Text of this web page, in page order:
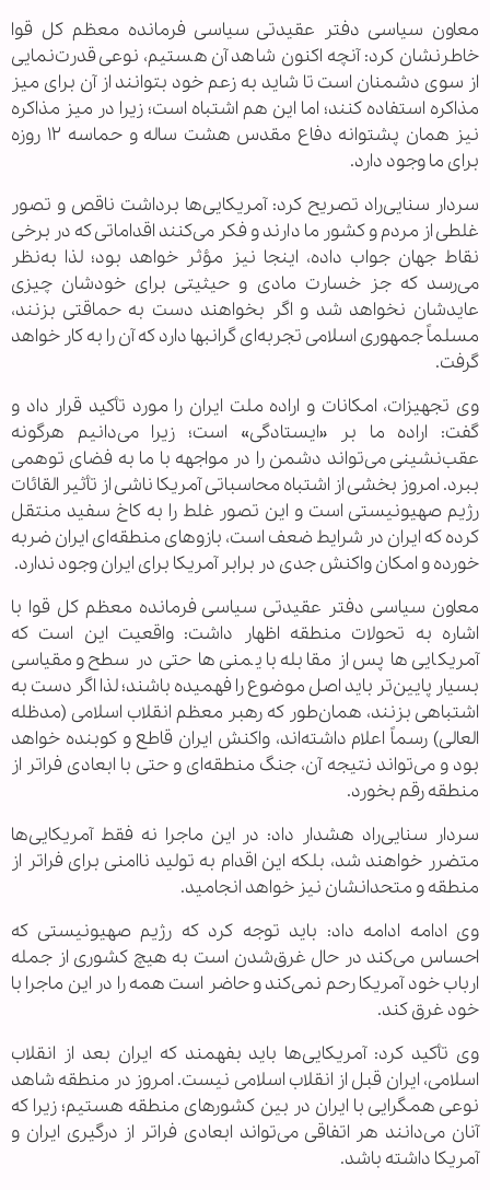
معاون سیاسی دفتر عقیدتی سیاسی فرمانده معظم کل قوا
خاطرنشان کرد: آنچه اکنون شاهد آن هستیم، نوعی قدرت‌نمایی
از سوی دشمنان است تا شاید به زعم خود بتوانند از آن برای میز
مذاکره استفاده کنند؛ اما این هم اشتباه است؛ زیرا در میز مذاکره
نیز همان پشتوانه دفاع مقدس هشت ساله و حماسه ۱۲ روزه
برای ما وجود دارد.
سردار سنایی‌راد تصریح کرد: آمریکایی‌ها برداشت ناقص و تصور
غلطی از مردم و کشور ما دارند و فکر می‌کنند اقداماتی که در برخی
نقاط جهان جواب داده، اینجا نیز مؤثر خواهد بود؛ لذا به‌نظر
می‌رسد که جز خسارت مادی و حیثیتی برای خودشان چیزی
عایدشان نخواهد شد و اگر بخواهند دست به حماقتی بزنند،
مسلماً جمهوری اسلامی تجربه‌ای گرانبها دارد که آن را به کار خواهد
گرفت.
وی تجهیزات، امکانات و اراده ملت ایران را مورد تأکید قرار داد و
گفت: اراده ما بر «ایستادگی» است؛ زیرا می‌دانیم هرگونه
عقب‌نشینی می‌تواند دشمن را در مواجهه با ما به فضای توهمی
ببرد. امروز بخشی از اشتباه محاسباتی آمریکا ناشی از تأثیر القائات
رژیم صهیونیستی است و این تصور غلط را به کاخ سفید منتقل
کرده که ایران در شرایط ضعف است، بازوهای منطقه‌ای ایران ضربه
خورده و امکان واکنش جدی در برابر آمریکا برای ایران وجود ندارد.
معاون سیاسی دفتر عقیدتی سیاسی فرمانده معظم کل قوا با
اشاره به تحولات منطقه اظهار داشت: واقعیت این است که
آمریکایی‌ها پس از مقابله با یمنی‌ها حتی در سطح و مقیاسی
بسیار پایین‌تر باید اصل موضوع را فهمیده باشند؛ لذا اگر دست به
اشتباهی بزنند، همان‌طور که رهبر معظم انقلاب اسلامی (مدظله
العالی) رسماً اعلام داشته‌اند، واکنش ایران قاطع و کوبنده خواهد
بود و می‌تواند نتیجه آن، جنگ منطقه‌ای و حتی با ابعادی فراتر از
منطقه رقم بخورد.
سردار سنایی‌راد هشدار داد: در این ماجرا نه‌ فقط آمریکایی‌ها
متضرر خواهند شد، بلکه این اقدام به تولید ناامنی برای فراتر از
منطقه و متحدانشان نیز خواهد انجامید.
وی ادامه ادامه داد: باید توجه کرد که رژیم صهیونیستی که
احساس می‌کند در حال غرق‌شدن است به هیچ کشوری از جمله
ارباب خود آمریکا رحم نمی‌کند و حاضر است همه را در این ماجرا با
خود غرق کند.
وی تأکید کرد: آمریکایی‌ها باید بفهمند که ایران بعد از انقلاب
اسلامی، ایران قبل از انقلاب اسلامی نیست. امروز در منطقه شاهد
نوعی همگرایی با ایران در بین کشورهای منطقه هستیم؛ زیرا که
آنان می‌دانند هر اتفاقی می‌تواند ابعادی فراتر از درگیری ایران و
آمریکا داشته باشد.